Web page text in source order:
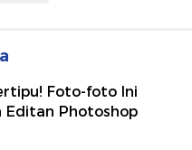
Foto-foto Ini
Editan Photoshop